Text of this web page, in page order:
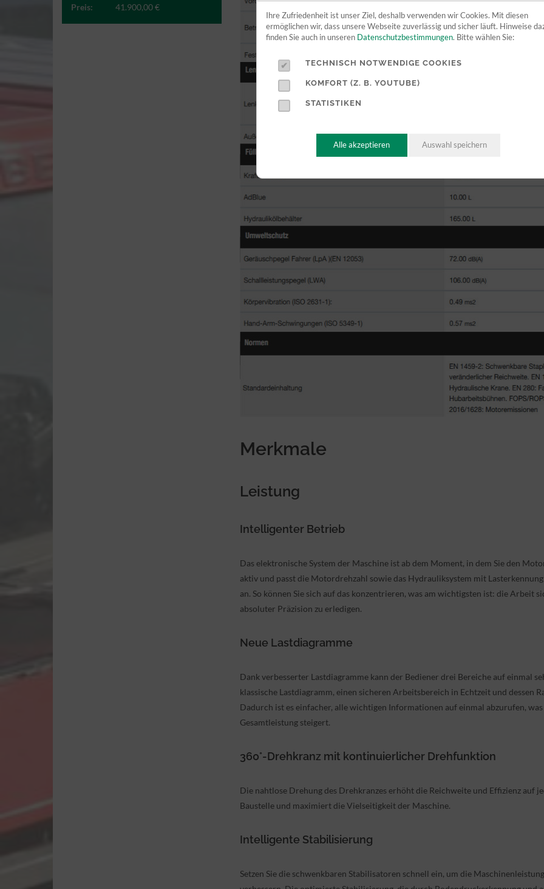
Preis:
41.900,00 €
Merkmale
Leistung
Intelligenter Betrieb
Das elektronische System der Maschine ist ab dem Moment, in dem Sie den
aktiv und passt die Motordrehzahl sowie das Hydrauliksystem mit
an. So können Sie sich auf das konzentrieren, was am wichtigsten ist: die Arbeit
absoluter Präzision zu erledigen.
Neue Lastdiagramme
Dank verbesserter Lastdiagramme kann der Bediener drei Bereiche auf einmal
klassische Lastdiagramm, einen sicheren Arbeitsbereich in Echtzeit und dessen
Dadurch ist es einfacher, alle wichtigen Informationen auf einmal abzurufen,
Gesamtleistung steigert.
360°-Drehkranz mit kontinuierlicher Drehfunktion
Die nahtlose Drehung des Drehkranzes erhöht die Reichweite und Effizienz auf
Baustelle und maximiert die Vielseitigkeit der Maschine.
Intelligente Stabilisierung
Setzen Sie die schwenkbaren Stabilisatoren schnell ein, um die
Ihre Zufriedenheit ist unser Ziel, deshalb verwenden wir Cookies. Mit diesen
ermöglichen wir, dass unsere Webseite zuverlässig und sicher läuft. Hinweise
finden Sie auch in unseren Datenschutzbestimmungen. Bitte wählen Sie:
TECHNISCH NOTWENDIGE COOKIES
KOMFORT (Z. B. YOUTUBE)
STATISTIKEN
Alle akzeptieren Auswahl speichern